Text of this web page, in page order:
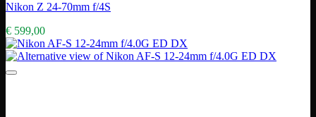
Nikon Z 24-70mm f/4S
€ 599,00